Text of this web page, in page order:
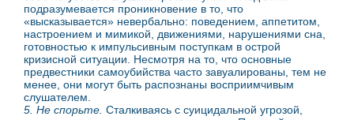
подразумевается проникновение в то, что
«высказывается» невербально: поведением, аппетитом,
настроением и мимикой, движениями, нарушениями сна,
готовностью к импульсивным поступкам в острой
кризисной ситуации. Несмотря на то, что основные
предвестники самоубийства часто завуалированы, тем не
менее, они могут быть распознаны восприимчивым
слушателем.
5. Не спорьте. Сталкиваясь с суицидальной угрозой,